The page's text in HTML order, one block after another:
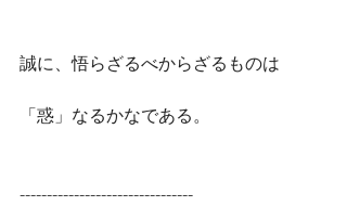
誠に、悟らざるべからざるものは
「惑」なるかなである。
--------------------------------